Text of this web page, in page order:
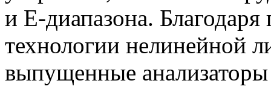
и E-диапазона. Благодаря
технологии нелинейной
выпущенные